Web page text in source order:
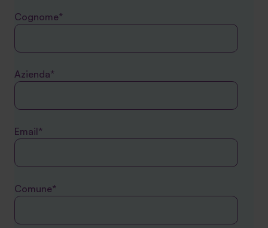
Cognome*
Azienda*
Email*
Comune*